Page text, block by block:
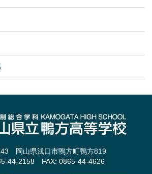
岡山県浅口市鴨方町鴨方819
44-2158 FAX: 0865-44-4626